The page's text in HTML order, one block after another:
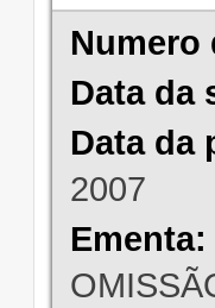
Numero
Data da
Data da
2007
Ementa: